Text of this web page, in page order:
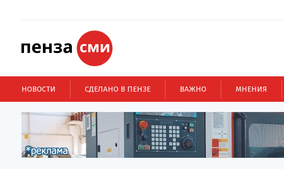
НОВОСТИ СДЕЛАНО В ПЕНЗЕ ВАЖНО МНЕНИЯ